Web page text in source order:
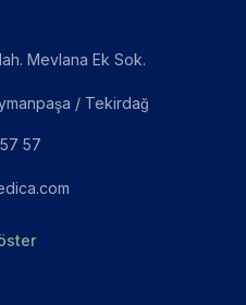
Mevlana Ek Sok.
/ Tekirdağ
57